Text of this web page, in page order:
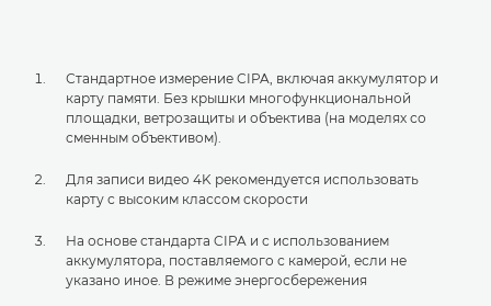
Стандартное измерение CIPA, включая аккумулятор и
карту памяти. Без крышки многофункциональной
площадки, ветрозащиты и объектива (на моделях со
сменным объективом).
Для записи видео 4K рекомендуется использовать
карту с высоким классом скорости
На основе стандарта CIPA и с использованием
аккумулятора, поставляемого с камерой, если не
указано иное. В режиме энергосбережения